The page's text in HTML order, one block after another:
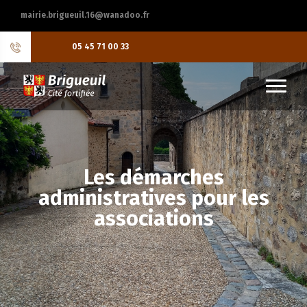
mairie.brigueuil.16@wanadoo.fr
05 45 71 00 33
Les démarches
administratives pour les
associations